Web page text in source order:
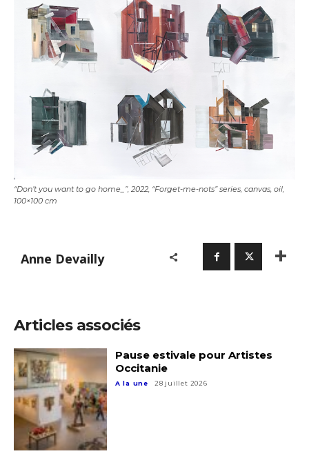
“Don’t you want to go home_”, 2022, “Forget-me-nots” series, canvas, oil,
100×100 cm
Anne Devailly
Articles associés
Pause estivale pour Artistes
Occitanie
A la une 28 juillet 2026